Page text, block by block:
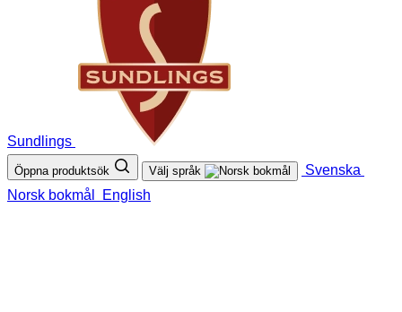
Sundlings
Öppna produktsök Välj språk
Svenska
Norsk bokmål
English